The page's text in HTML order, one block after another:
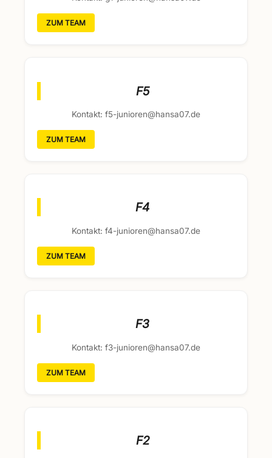
ZUM TEAM
F5
Kontakt: f5-junioren@hansa07.de
ZUM TEAM
F4
Kontakt: f4-junioren@hansa07.de
ZUM TEAM
F3
Kontakt: f3-junioren@hansa07.de
ZUM TEAM
F2